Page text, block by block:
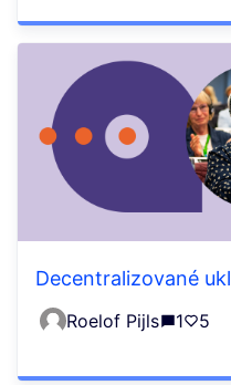
Decentralizované
Roelof Pijls 1 5